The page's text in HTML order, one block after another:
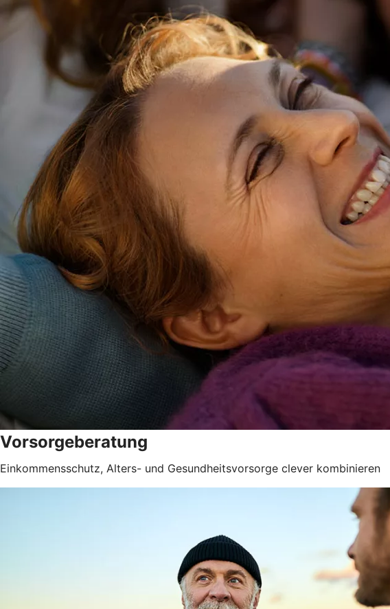
Vorsorgeberatung
Einkommensschutz, Alters- und Gesundheitsvorsorge clever kombinieren